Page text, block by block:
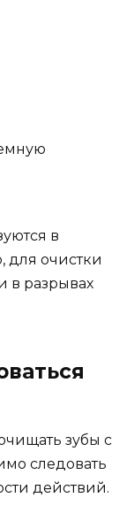
в
для очистки
в разрывах
зубы с
следовать
действий.